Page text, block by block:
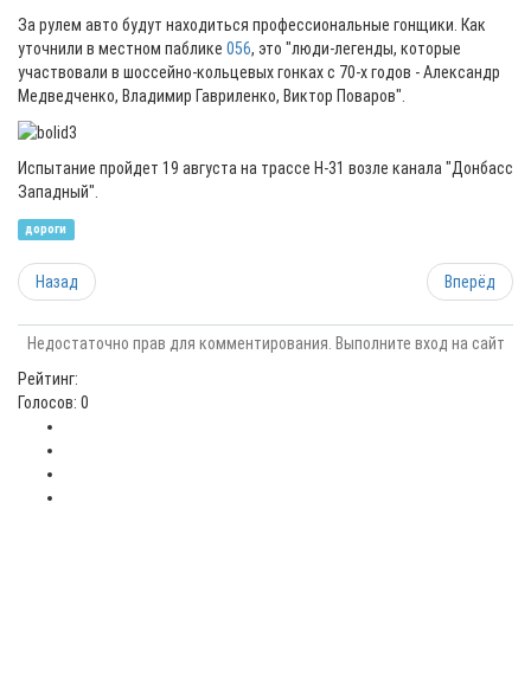
За рулем авто будут находиться профессиональные гонщики. Как
уточнили в местном паблике 056, это "люди-легенды, которые
участвовали в шоссейно-кольцевых гонках с 70-х годов - Александр
Медведченко, Владимир Гавриленко, Виктор Поваров".
Испытание пройдет 19 августа на трассе Н-31 возле канала "Донбасс
Западный".
дороги
Назад Вперёд
Недостаточно прав для комментирования. Выполните вход на сайт
Рейтинг:
Голосов: 0